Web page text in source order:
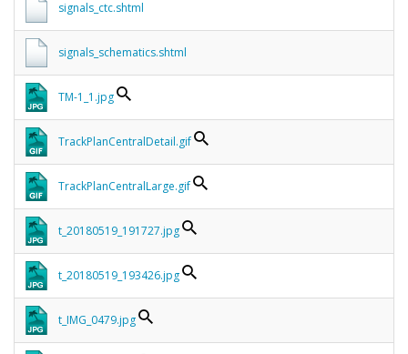
signals_ctc.shtml
signals_schematics.shtml
TM-1_1.jpg
TrackPlanCentralDetail.gif
TrackPlanCentralLarge.gif
t_20180519_191727.jpg
t_20180519_193426.jpg
t_IMG_0479.jpg